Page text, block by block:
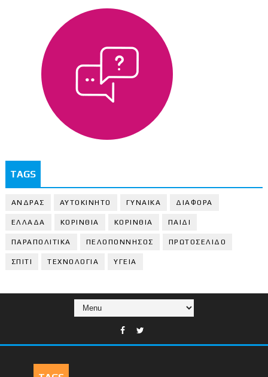
TAGS
ΑΝΔΡΑΣ ΑΥΤΟΚΙΝΗΤΟ ΓΥΝΑΙΚΑ ΔΙΑΦΟΡΑ
ΕΛΛΑΔΑ ΚΟΡΙΝΘΙΑ ΚΟΡΙΝΘΙA ΠΑΙΔΙ
ΠΑΡΑΠΟΛΙΤΙΚΑ ΠΕΛΟΠΟΝΝΗΣΟΣ ΠΡΩΤΟΣΕΛΙΔΟ
ΣΠΙΤΙ ΤΕΧΝΟΛΟΓΙΑ ΥΓΕΙΑ